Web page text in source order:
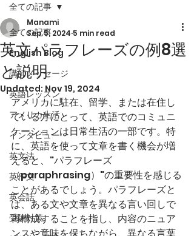
全ての記事
English Blog
講師メッセージ
英語レッスン
アメリカ生活
インタビュー
英文法
英作文
英会話
受験対策
全ての記事
英文パラフレーズの例8選
と説明
Manami
Sep 5, 2024 5 min read
Updated:Nov 19, 2024
アメリカに駐在、留学、または在住し
ている方にとって、英語でのコミュニ
ケーションは日常生活の一部です。特
に、英語を使って文章を書く機会が増
えると、"パラフレーズ
（paraphrasing）"の重要性を感じる
ことがあるでしょう。パラフレーズと
は、ある文や文章を異なる言い回しで
再構成することを指し、内容のニュア